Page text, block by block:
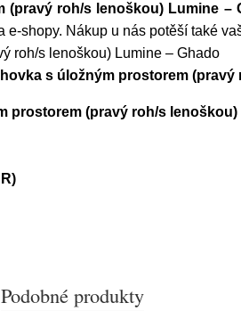
roh/s lenoškou) Lumine –
shopy. Nákup u nás potěší také
roh/s lenoškou) Lumine – Ghado
s úložným prostorem
prostorem (pravý roh/s lenoškou)
Podobné produkty